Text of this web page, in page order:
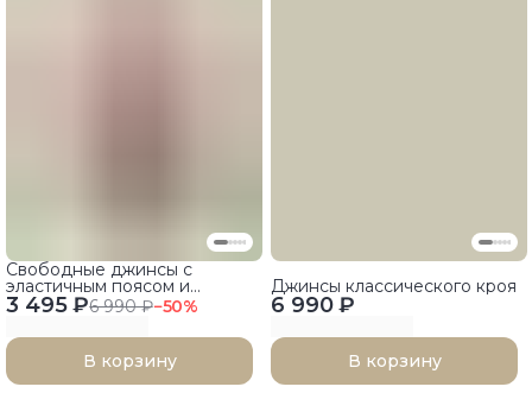
3 495 ₽6 990 ₽−50%
Свободные джинсы с
эластичным поясом и
накладными карманами
В корзину
6 990 ₽
Джинсы классического кроя
В корзину